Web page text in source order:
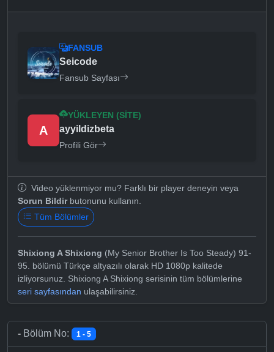
FANSUB
Seicode
Fansub Sayfası
A
YÜKLEYEN (SITE)
ayyildizbeta
Profili Gör
Video yüklenmiyor mu? Farklı bir player deneyin veya
Sorun Bildirbutonunu kullanın.
Tüm Bölümler
Shixiong A Shixiong (My Senior Brother Is Too Steady) 91-
95. bölümü Türkçe altyazılı olarak HD 1080p kalitede
izliyorsunuz. Shixiong A Shixiong serisinin tüm bölümlerine
seri sayfasından ulaşabilirsiniz.
- Bölüm No: 1 - 5